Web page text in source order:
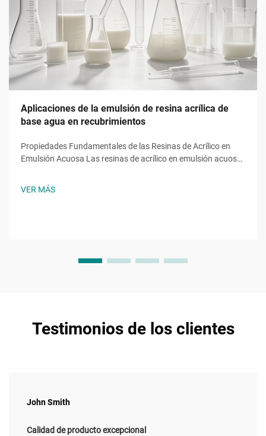
Aplicaciones de la emulsión de resina acrílica de
base agua en recubrimientos
Propiedades Fundamentales de las Resinas de Acrílico en
Emulsión Acuosa Las resinas de acrílico en emulsión acuosa
específicos, como el acrilato de 2-etilhexilo (2EHA). Este
VER MÁS
Testimonios de los clientes
John Smith
Calidad de producto excepcional